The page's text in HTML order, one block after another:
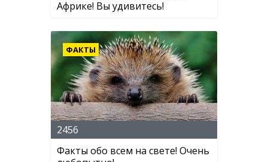
Африке! Вы удивитесь!
ФАКТЫ
2456
Факты обо всем на свете! Очень